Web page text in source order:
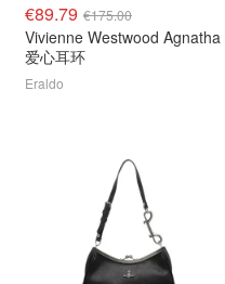
€89.79 €175.00
Vivienne Westwood Agnatha
爱心耳环
Eraldo